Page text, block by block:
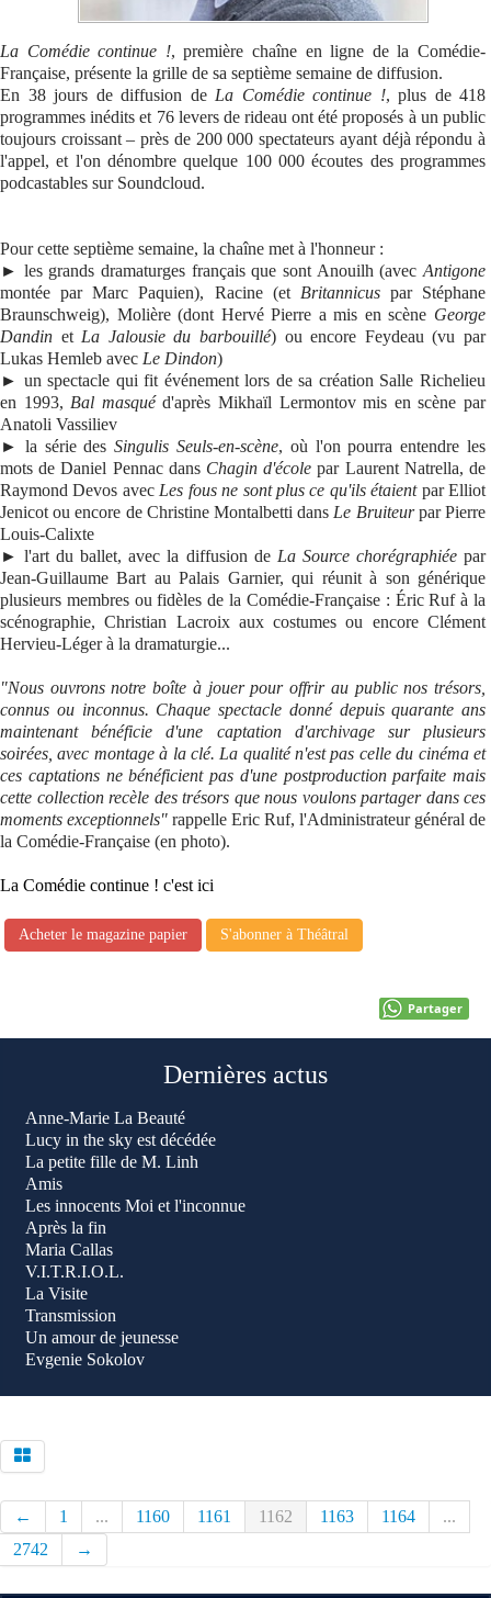
La Comédie continue !, première chaîne en ligne de la Comédie-
Française, présente la grille de sa septième semaine de diffusion.
En 38 jours de diffusion de La Comédie continue !, plus de 418
programmes inédits et 76 levers de rideau ont été proposés à un public
toujours croissant – près de 200 000 spectateurs ayant déjà répondu à
l'appel, et l'on dénombre quelque 100 000 écoutes des programmes
podcastables sur Soundcloud.
Pour cette septième semaine, la chaîne met à l'honneur :
► les grands dramaturges français que sont Anouilh (avec Antigone
montée par Marc Paquien), Racine (et Britannicuspar Stéphane
Braunschweig), Molière (dont Hervé Pierre a mis en scène George
Dandin et La Jalousie du barbouillé) ou encore Feydeau (vu par
Lukas Hemleb avec Le Dindon)
► un spectacle qui fit événement lors de sa création Salle Richelieu
en 1993, Bal masquéd'après Mikhaïl Lermontov mis en scène par
Anatoli Vassiliev
► la série desSingulis Seuls-en-scène, où l'on pourra entendre les
mots de Daniel Pennac dans Chagin d'école par Laurent Natrella, de
Raymond Devos avec Les fous ne sont plus ce qu'ils étaient par Elliot
Jenicot ou encore de Christine Montalbetti dans Le Bruiteurpar Pierre
Louis-Calixte
► l'art du ballet, avec la diffusion deLa Source chorégraphiéepar
Jean-Guillaume Bart au Palais Garnier, qui réunit à son générique
plusieurs membres ou fidèles de la Comédie-Française : Éric Ruf à la
scénographie, Christian Lacroix aux costumes ou encore Clément
Hervieu-Léger à la dramaturgie...
"Nous ouvrons notre boîte à jouer pour offrir au public nos trésors,
connus ou inconnus. Chaque spectacle donné depuis quarante ans
maintenant bénéficie d'une captation d'archivage sur plusieurs
soirées, avec montage à la clé. La qualité n'est pas celle du cinéma et
ces captations ne bénéficient pas d'une postproduction parfaite mais
cette collection recèle des trésors que nous voulons partager dans ces
moments exceptionnels" rappelle Eric Ruf, l'Administrateur général de
la Comédie-Française (en photo).
La Comédie continue ! c'est ici
Acheter le magazine papier S'abonner à Théâtral
Partager
Dernières actus
Anne-Marie La Beauté
Lucy in the sky est décédée
La petite fille de M. Linh
Amis
Les innocents Moi et l'inconnue
Après la fin
Maria Callas
V.I.T.R.I.O.L.
La Visite
Transmission
Un amour de jeunesse
Evgenie Sokolov
← 1 ... 1160 1161 1162 1163 1164
...
2742
→